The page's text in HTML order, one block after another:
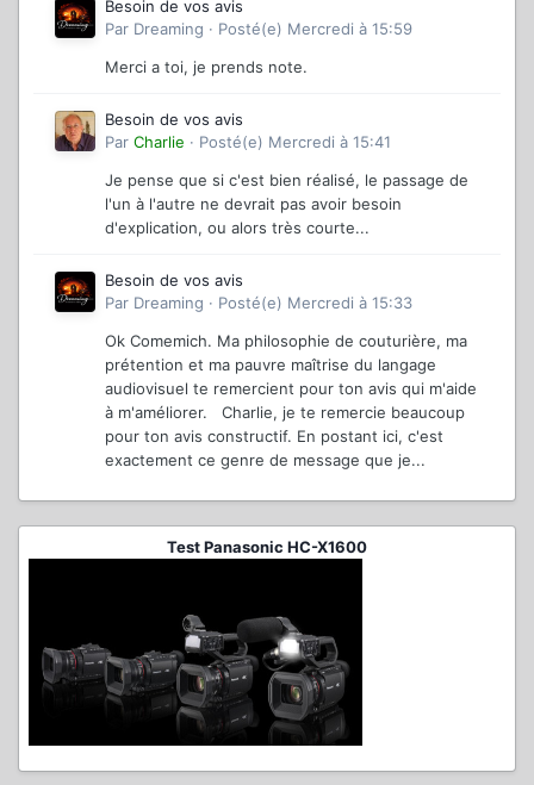
Besoin de vos avis
Par Dreaming · Posté(e) Mercredi à 15:59
Merci a toi, je prends note.
Besoin de vos avis
Par Charlie · Posté(e) Mercredi à 15:41
Je pense que si c'est bien réalisé, le passage de
l'un à l'autre ne devrait pas avoir besoin
d'explication, ou alors très courte...
Besoin de vos avis
Par Dreaming · Posté(e) Mercredi à 15:33
Ok Comemich. Ma philosophie de couturière, ma
prétention et ma pauvre maîtrise du langage
audiovisuel te remercient pour ton avis qui m'aide
à m'améliorer. Charlie, je te remercie beaucoup
pour ton avis constructif. En postant ici, c'est
exactement ce genre de message que je...
Test Panasonic HC-X1600